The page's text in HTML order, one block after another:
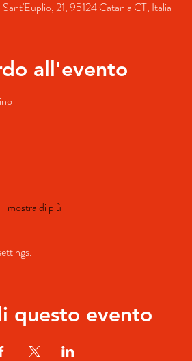
21, 95124 Catania CT, Italia
all'evento
mostra di più
questo evento